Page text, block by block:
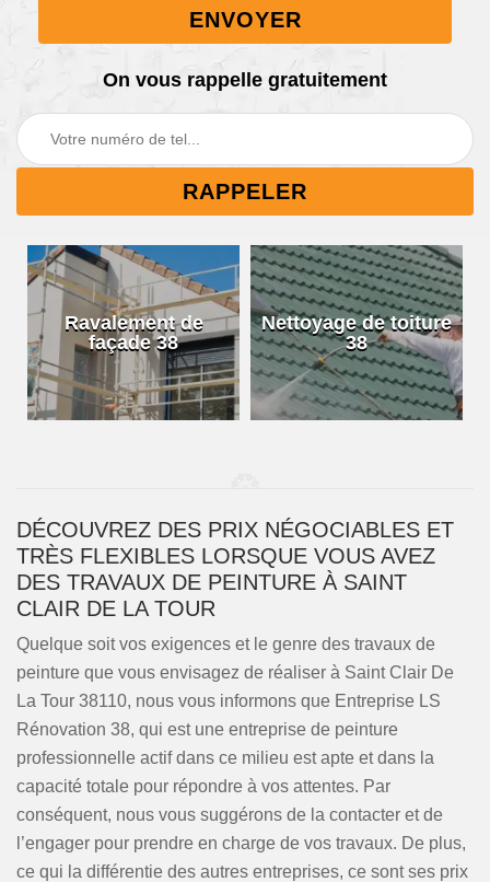
On vous rappelle gratuitement
Ravalement de
façade 38
Nettoyage de toiture
38
DÉCOUVREZ DES PRIX NÉGOCIABLES ET
TRÈS FLEXIBLES LORSQUE VOUS AVEZ
DES TRAVAUX DE PEINTURE À SAINT
CLAIR DE LA TOUR
Quelque soit vos exigences et le genre des travaux de
peinture que vous envisagez de réaliser à Saint Clair De
La Tour 38110, nous vous informons que Entreprise LS
Rénovation 38, qui est une entreprise de peinture
professionnelle actif dans ce milieu est apte et dans la
capacité totale pour répondre à vos attentes. Par
conséquent, nous vous suggérons de la contacter et de
l’engager pour prendre en charge de vos travaux. De plus,
ce qui la différentie des autres entreprises, ce sont ses prix